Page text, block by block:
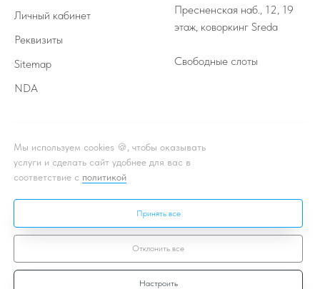
Личный кабинет
Реквизиты
Sitemap
NDA
Пресненская наб., 12, 19
этаж, коворкинг Sreda
Свободные слоты
Принимаем к оплате
* - Подробная информация об акции, условиях, подробности в
чате или личном кабинете
Мы используем cookies 🍪, чтобы оказывать
услуги и сделать сайт удобнее для вас в
соответствие с политикой
Принять все
Отклонить все
Настроить